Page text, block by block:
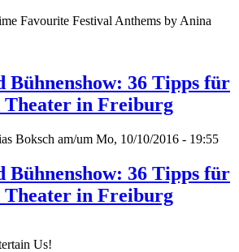
Favourite Festival Anthems by Anina
Bühnenshow: 36 Tipps für
Theater in Freiburg
Boksch am/um Mo, 10/10/2016 - 19:55
Bühnenshow: 36 Tipps für
Theater in Freiburg
Us!